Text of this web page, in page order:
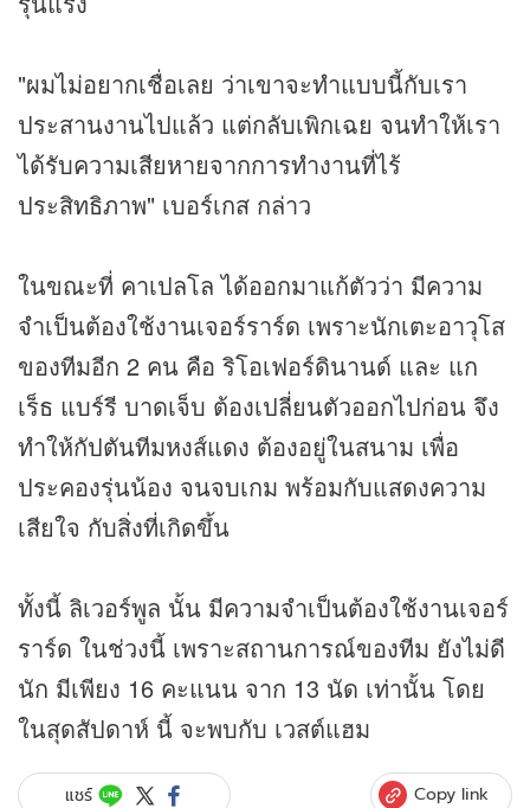
"ผมไม่อยากเชื่อเลย ว่าเขาจะทำแบบนี้กับเรา
ประสานงานไปแล้ว แต่กลับเพิกเฉย จนทำให้เรา
ได้รับความเสียหายจากการทำงานที่ไร้
ประสิทธิภาพ" เบอร์เกส กล่าว
ในขณะที่ คาเปลโล ได้ออกมาแก้ตัวว่า มีความ
จำเป็นต้องใช้งานเจอร์ราร์ด เพราะนักเตะอาวุโส
ของทีมอีก 2 คน คือ ริโอเฟอร์ดินานด์ และ แก
เร็ธ แบร์รี บาดเจ็บ ต้องเปลี่ยนตัวออกไปก่อน จึง
ทำให้กัปตันทีมหงส์แดง ต้องอยู่ในสนาม เพื่อ
ประคองรุ่นน้อง จนจบเกม พร้อมกับแสดงความ
เสียใจ กับสิ่งที่เกิดขึ้น
ทั้งนี้ ลิเวอร์พูล นั้น มีความจำเป็นต้องใช้งานเจอร์
ราร์ด ในช่วงนี้ เพราะสถานการณ์ของทีม ยังไม่ดี
นัก มีเพียง 16 คะแนน จาก 13 นัด เท่านั้น โดย
ในสุดสัปดาห์ นี้ จะพบกับ เวสต์แฮม
แชร์ Copy link